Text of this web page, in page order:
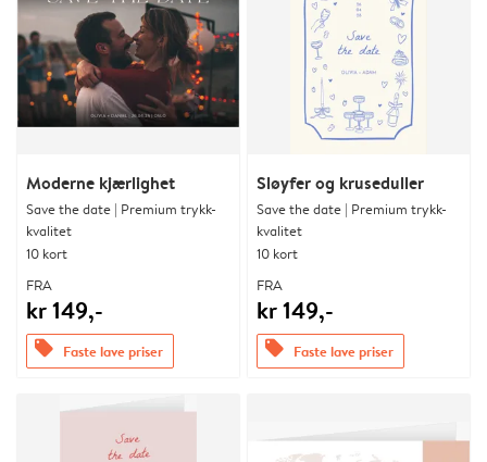
Moderne kjærlighet
Save the date | Premium trykk-
kvalitet
10 kort
FRA
kr 149,-
offers Faste lave priser
Sløyfer og kruseduller
Save the date | Premium trykk-
kvalitet
10 kort
FRA
kr 149,-
offers Faste lave priser